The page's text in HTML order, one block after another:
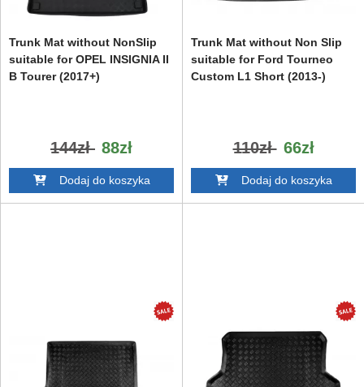
Trunk Mat without NonSlip
suitable for OPEL INSIGNIA II
B Tourer (2017+)
144zł 88zł
Dodaj do koszyka
Trunk Mat without Non Slip
suitable for Ford Tourneo
Custom L1 Short (2013-)
110zł 66zł
Dodaj do koszyka